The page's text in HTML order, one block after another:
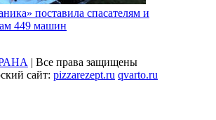
поставила спасателям и
449 машин
| Все права защищены
сайт: pizzarezept.ru qvarto.ru